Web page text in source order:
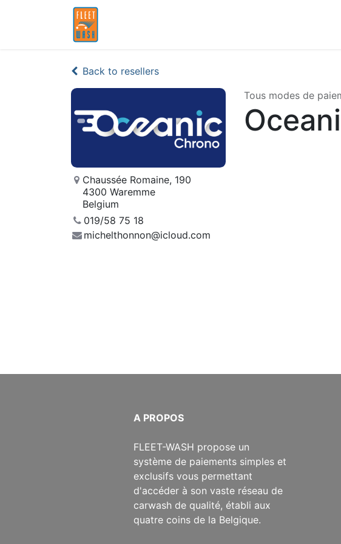
Back to resellers
Chaussée Romaine, 190
4300 Waremme
Belgium
019/58 75 18
michelthonnon@icloud.com
Tous modes de
​A PROPOS
​FLEET-WASH propose un
système de paiements simples et
exclusifs vous permettant
d'accéder à son vaste réseau de
carwash de qualité, établi aux
quatre coins de la Belgique.